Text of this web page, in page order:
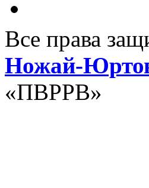
Все права
Ножай-
«ПВРРВ»